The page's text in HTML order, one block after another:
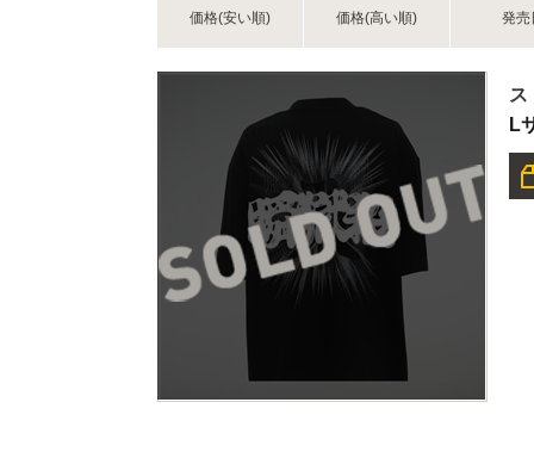
価格(安い順) 価格(高い順) 発売
ス
L